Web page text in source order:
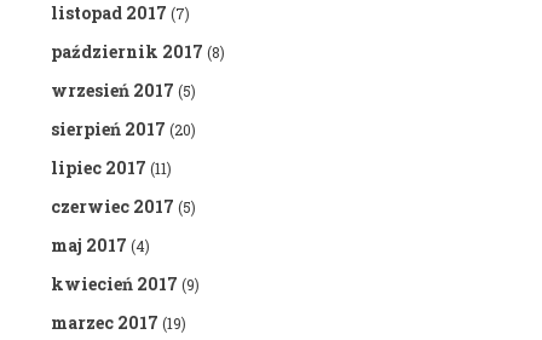
listopad 2017 (7)
październik 2017 (8)
wrzesień 2017 (5)
sierpień 2017 (20)
lipiec 2017 (11)
czerwiec 2017 (5)
maj 2017 (4)
kwiecień 2017 (9)
marzec 2017 (19)